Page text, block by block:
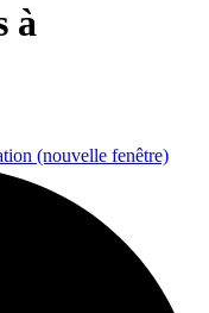
à
(nouvelle fenêtre)